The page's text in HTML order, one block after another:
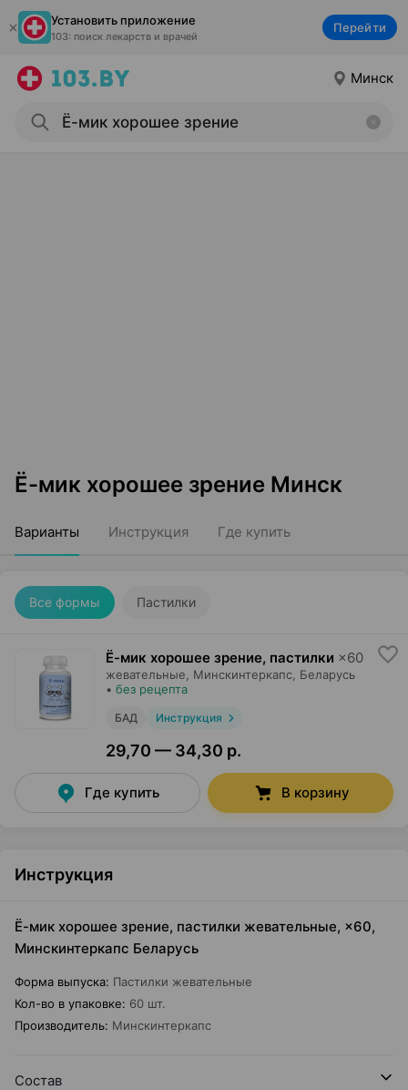
Установить приложение
103: поиск лекарств и врачей
Перейти
Минск
Ё-мик хорошее зрение Минск
Варианты Инструкция Где купить
Все формы Пастилки
Ё-мик хорошее зрение, пастилки ×60
жевательные, Минскинтеркапс , Беларусь
• без рецепта
БАД Инструкция
29,70 — 34,30 р.
Где купить В корзину
Инструкция
Ё-мик хорошее зрение, пастилки жевательные, ×60,
Минскинтеркапс Беларусь
Форма выпуска: Пастилки жевательные
Кол-во в упаковке: 60 шт.
Производитель: Минскинтеркапс
Состав